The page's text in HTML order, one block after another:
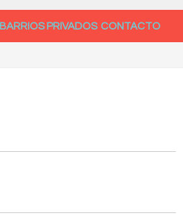
BARRIOS PRIVADOS CONTACTO